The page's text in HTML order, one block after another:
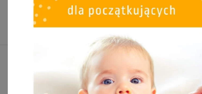
Tag:jedzenie